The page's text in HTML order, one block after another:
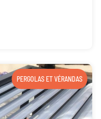
PERGOLAS ET VÉRANDAS